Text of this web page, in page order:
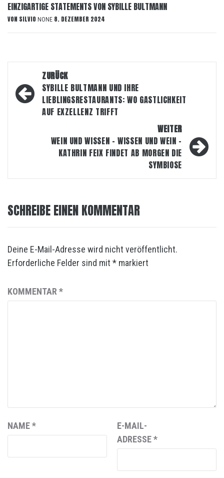
EINZIGARTIGE STATEMENTS VON SYBILLE BULTMANN
VON SILVIO NONE 8. DEZEMBER 2024
Beitragsnavigation
ZURÜCK
SYBILLE BULTMANN UND IHRE
LIEBLINGSRESTAURANTS: WO GASTLICHKEIT
AUF EXZELLENZ TRIFFT
WEITER
WEIN UND WISSEN – WISSEN UND WEIN –
KATHRIN FEIX FINDET AB MORGEN DIE
SYMBIOSE
SCHREIBE EINEN KOMMENTAR
Deine E-Mail-Adresse wird nicht veröffentlicht.
Erforderliche Felder sind mit * markiert
KOMMENTAR*
NAME*
E-MAIL-
ADRESSE*